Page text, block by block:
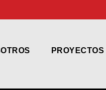
PROYECTOS